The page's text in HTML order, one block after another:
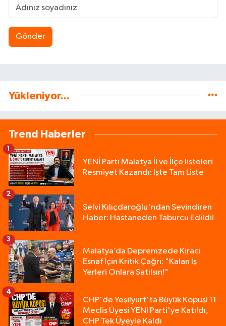
Gönder
Yükleniyor...
Trend Haberler
YENİ Parti Malatya İl ve İlçe listeleri
Resmiyet Kazandı: İşte Tam Liste
1
Selvi Kılıçdaroğlu'ndan Sevindiren
Haber: Hastaneden Taburcu Edildi!
2
Malatya’da Depremzede Kiracı
Esnaf İçin Kritik Çağrı: "Kalan İş
Yerleri Onlara Satılsın!"
3
CHP'de Yeşilyurt'ta Büyük Kopuş! 11
Meclis Üyesi YENİ Parti'ye Katıldı,
CHP Tek Üyeyle Kaldı
4